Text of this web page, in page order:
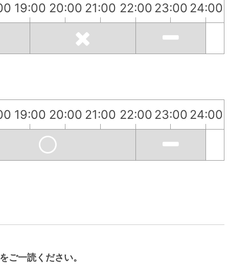
19:00 20:00 21:00 22:00 23:00 24:00
19:00 20:00 21:00 22:00 23:00 24:00
ご一読ください。